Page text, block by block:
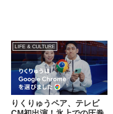
LIFE & CULTURE
りくりゅうペア、テレビ